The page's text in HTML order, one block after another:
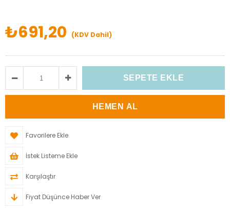
₺691,20 (KDV Dahil)
Favorilere Ekle
İstek Listeme Ekle
Karşılaştır
Fiyat Düşünce Haber Ver